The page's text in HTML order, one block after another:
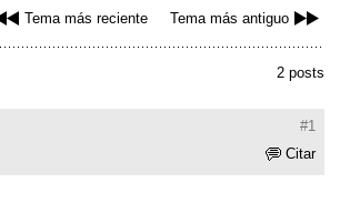
Tema más reciente Tema más antiguo
2 posts
#1
Citar